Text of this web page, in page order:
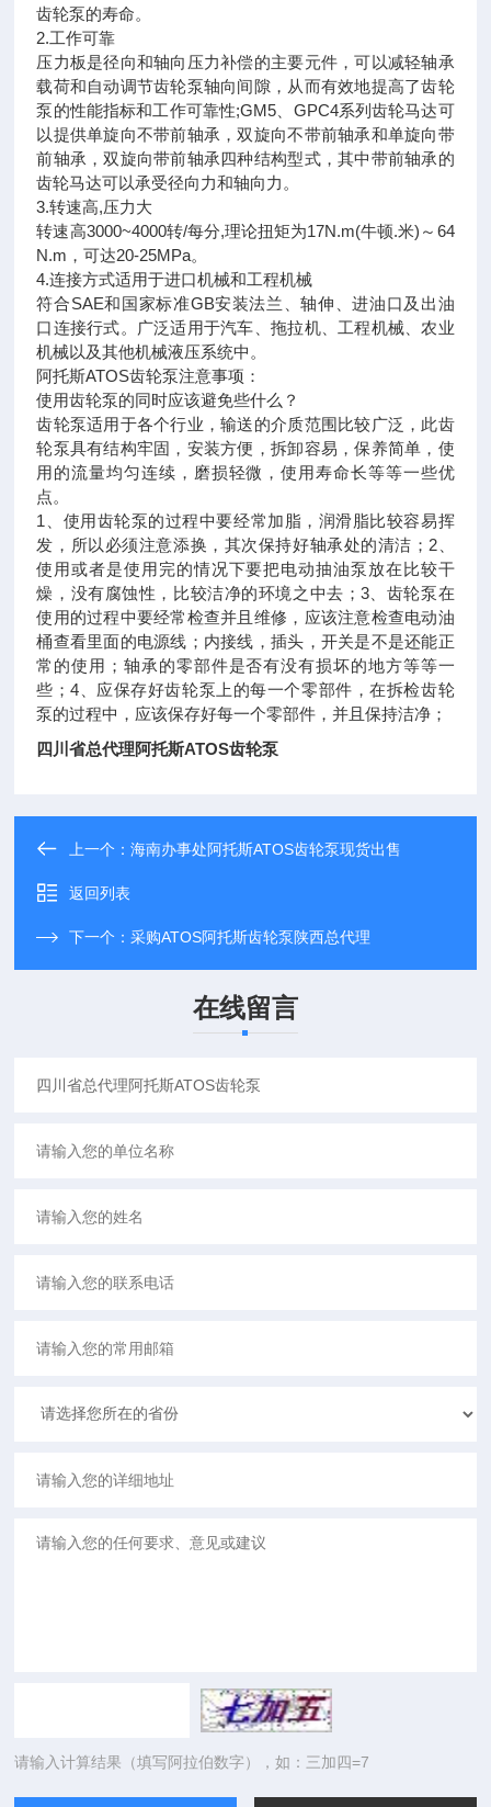
齿轮泵的寿命。
2.工作可靠
压力板是径向和轴向压力补偿的主要元件，可以减轻轴承
载荷和自动调节齿轮泵轴向间隙，从而有效地提高了齿轮
泵的性能指标和工作可靠性;GM5、GPC4系列齿轮马达可
以提供单旋向不带前轴承，双旋向不带前轴承和单旋向带
前轴承，双旋向带前轴承四种结构型式，其中带前轴承的
齿轮马达可以承受径向力和轴向力。
3.转速高,压力大
转速高3000~4000转/每分,理论扭矩为17N.m(牛顿.米)～64
N.m，可达20-25MPa。
4.连接方式适用于进口机械和工程机械
符合SAE和国家标准GB安装法兰、轴伸、进油口及出油
口连接行式。广泛适用于汽车、拖拉机、工程机械、农业
机械以及其他机械液压系统中。
阿托斯ATOS齿轮泵注意事项：
使用齿轮泵的同时应该避免些什么？
齿轮泵适用于各个行业，输送的介质范围比较广泛，此齿
轮泵具有结构牢固，安装方便，拆卸容易，保养简单，使
用的流量均匀连续，磨损轻微，使用寿命长等等一些优
点。
1、使用齿轮泵的过程中要经常加脂，润滑脂比较容易挥
发，所以必须注意添换，其次保持好轴承处的清洁；2、
使用或者是使用完的情况下要把电动抽油泵放在比较干
燥，没有腐蚀性，比较洁净的环境之中去；3、齿轮泵在
使用的过程中要经常检查并且维修，应该注意检查电动油
桶查看里面的电源线；内接线，插头，开关是不是还能正
常的使用；轴承的零部件是否有没有损坏的地方等等一
些；4、应保存好齿轮泵上的每一个零部件，在拆检齿轮
泵的过程中，应该保存好每一个零部件，并且保持洁净；
四川省总代理阿托斯ATOS齿轮泵
上一个：海南办事处阿托斯ATOS齿轮泵现货出售
返回列表
下一个：采购ATOS阿托斯齿轮泵陕西总代理
在线留言
请输入计算结果（填写阿拉伯数字），如：三加四=7